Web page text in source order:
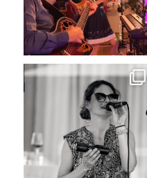
Sommer, Sonne, Gefühle bei der
Agape!
...
41 0